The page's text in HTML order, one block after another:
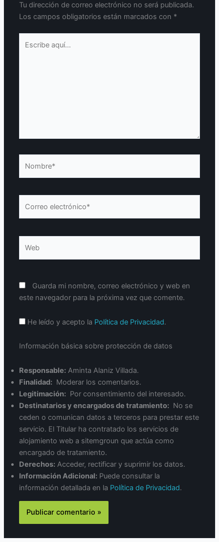
Tu dirección de correo electrónico no será publicada.
Los campos obligatorios están marcados con *
aquí...
Guarda mi nombre, correo electrónico y web en
este navegador para la próxima vez que comente.
He leído y acepto la Política de Privacidad.
Información básica sobre protección de datos
Responsable: Aminta Alaniz Villada.
Finalidad: Moderar los comentarios.
Legitimación: Por consentimiento del interesado.
Destinatarios y encargados de tratamiento: No se
ceden o comunican datos a terceros para prestar este
servicio. El Titular ha contratado los servicios de
alojamiento web a sitemgroun que actúa como
encargado de tratamiento.
Derechos: Acceder, rectificar y suprimir los datos.
Información Adicional: Puede consultar la
información detallada en la Política de Privacidad.